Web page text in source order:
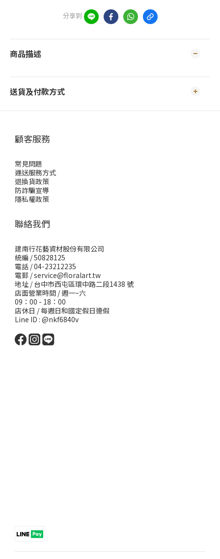
分享到
商品描述
送貨及付款方式
顧客服務
常見問題
運送服務方式
退換貨政策
防詐騙宣導
隱私權政策
聯絡我們
建南行花藝資材股份有限公司
統編 / 50828125
電話 / 04-23212235
電郵 /service@floralart.tw
地址 / 台中市西屯區環中路二段1438 號
店面營業時間 / 週一~六
09：00 - 18：00
店休日 / 每週日和國定假日連假
Line ID : @nkf6840v